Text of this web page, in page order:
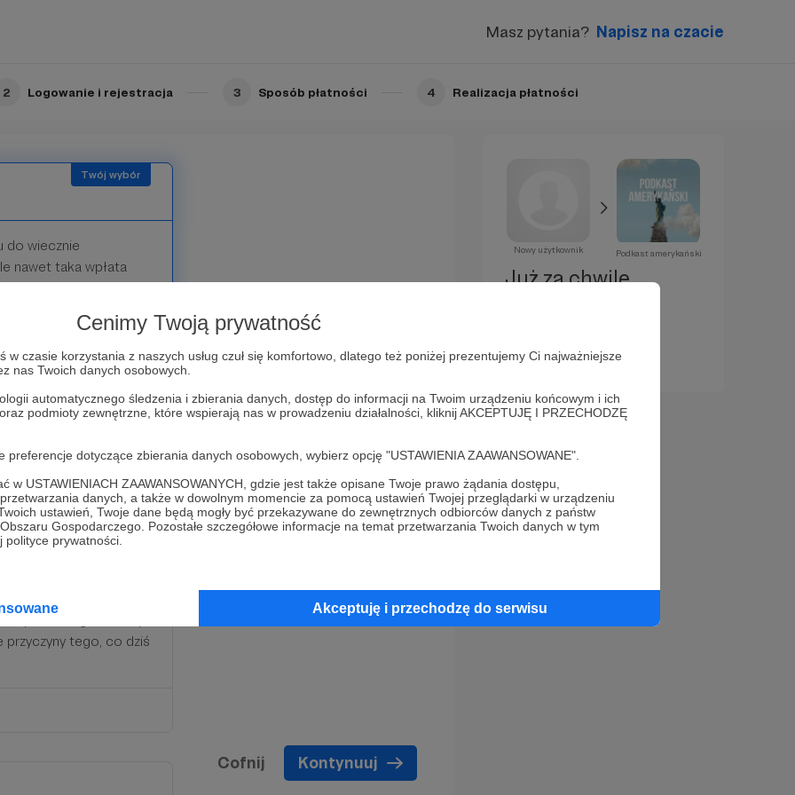
Cenimy Twoją prywatność
w czasie korzystania z naszych usług czuł się komfortowo, dlatego też poniżej prezentujemy Ci najważniejsze
nas Twoich danych osobowych.
automatycznego śledzenia i zbierania danych, dostęp do informacji na Twoim urządzeniu końcowym i ich
podmioty zewnętrzne, które wspierają nas w prowadzeniu działalności, kliknij AKCEPTUJĘ I PRZECHODZĘ
dotyczące zbierania danych osobowych, wybierz opcję "USTAWIENIA ZAAWANSOWANE".
w USTAWIENIACH ZAAWANSOWANYCH, gdzie jest także opisane Twoje prawo żądania dostępu,
danych, a także w dowolnym momencie za pomocą ustawień Twojej przeglądarki w urządzeniu
ustawień, Twoje dane będą mogły być przekazywane do zewnętrznych odbiorców danych z państw
Gospodarczego. Pozostałe szczegółowe informacje na temat przetwarzania Twoich danych w tym
prywatności.
Akceptuję i przechodzę do serwisu
Masz pytania? Napisz na czacie
2 Logowanie i rejestracja 3 Sposób płatności 4 Realizacja płatności
do wiecznie
nawet taka wpłata
kosztuje jeden
że cyfrowe prenumeraty
przez nas
tekstów na
i kultury
i dlaczego – naszym
przyczyny tego, co dziś
Cofnij Kontynuuj
Nowy użytkownik Podkast amerykański
Już za chwilę